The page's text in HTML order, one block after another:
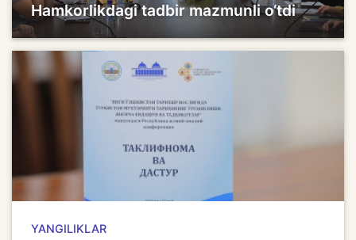
Hamkorlikdagi tadbir mazmunli o‘tdi
YANGILIKLAR